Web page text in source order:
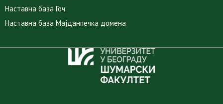
Наставна база Гоч
Наставна база Мајданпечка домена